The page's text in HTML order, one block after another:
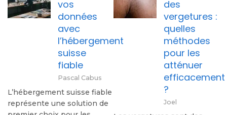
vos
données
avec
l’hébergement
suisse
fiable
Pascal Cabus
L’hébergement suisse fiable
représente une solution de
des
vergetures :
quelles
méthodes
pour les
atténuer
efficacement
?
Joel